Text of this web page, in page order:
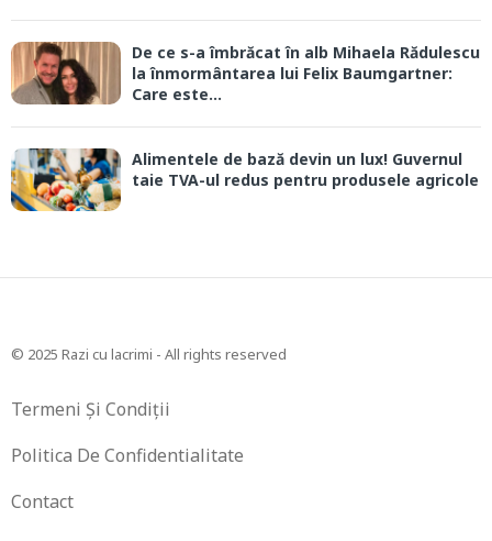
De ce s-a îmbrăcat în alb Mihaela Rădulescu
la înmormântarea lui Felix Baumgartner:
Care este...
Alimentele de bază devin un lux! Guvernul
taie TVA-ul redus pentru produsele agricole
© 2025 Razi cu lacrimi - All rights reserved
Termeni Și Condiții
Politica De Confidentialitate
Contact